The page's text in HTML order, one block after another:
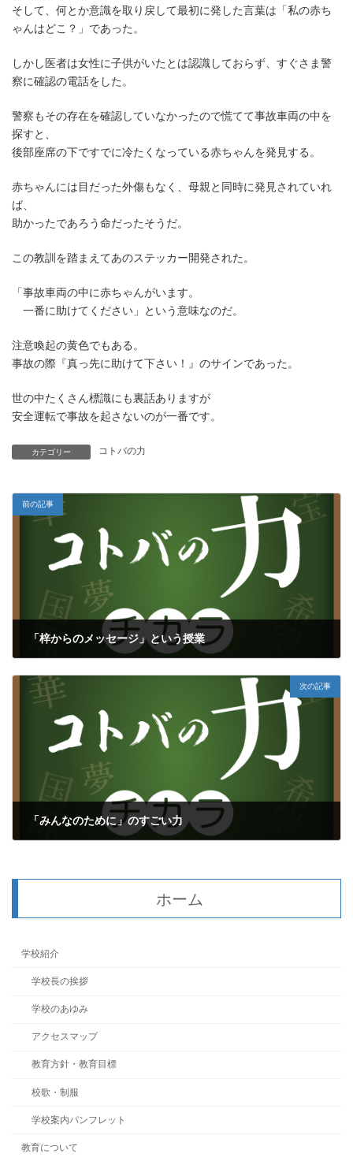
そして、何とか意識を取り戻して最初に発した言葉は「私の赤ち
ゃんはどこ？」であった。
しかし医者は女性に子供がいたとは認識しておらず、すぐさま警
察に確認の電話をした。
警察もその存在を確認していなかったので慌てて事故車両の中を
探すと、
後部座席の下ですでに冷たくなっている赤ちゃんを発見する。
赤ちゃんには目だった外傷もなく、母親と同時に発見されていれ
ば、
助かったであろう命だったそうだ。
この教訓を踏まえてあのステッカー開発された。
「事故車両の中に赤ちゃんがいます。
一番に助けてください」という意味なのだ。
注意喚起の黄色でもある。
事故の際『真っ先に助けて下さい！』のサインであった。
世の中たくさん標識にも裏話ありますが
安全運転で事故を起さないのが一番です。
カテゴリー コトバの力
前の記事
「梓からのメッセージ」という授業
次の記事
「みんなのために」のすごい力
ホーム
学校紹介
学校長の挨拶
学校のあゆみ
アクセスマップ
教育方針・教育目標
校歌・制服
学校案内パンフレット
教育について